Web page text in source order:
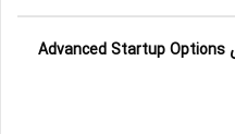
دسترسی به منوی Advanced Startup Options